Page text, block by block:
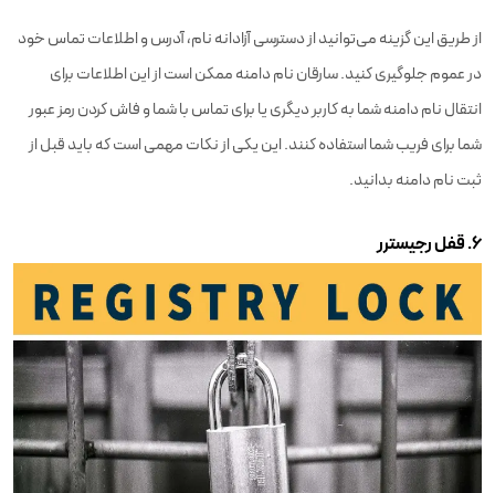
از طریق این گزینه می‌توانید از دسترسی آزادانه نام، آدرس و اطلاعات تماس خود
در عموم جلوگیری کنید. سارقان نام دامنه ممکن است از این اطلاعات برای
انتقال نام دامنه شما به کاربر دیگری یا برای تماس با شما و فاش کردن رمز عبور
شما برای فریب شما استفاده کنند. این یکی از نکات مهمی‌ است که باید قبل از
ثبت نام دامنه بدانید.
۶. قفل رجیسترر